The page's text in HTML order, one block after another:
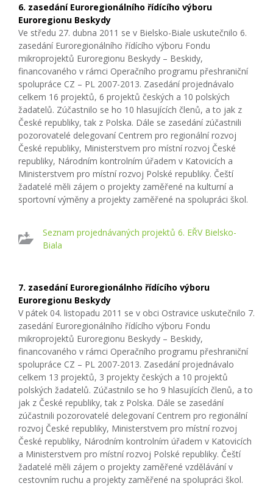
6. zasedání Euroregionálního řídícího výboru
Euroregionu Beskydy
Ve středu 27. dubna 2011 se v Bielsko-Biale uskutečnilo 6.
zasedání Euroregionálního řídícího výboru Fondu
mikroprojektů Euroregionu Beskydy – Beskidy,
financovaného v rámci Operačního programu přeshraniční
spolupráce CZ – PL 2007-2013. Zasedání projednávalo
celkem 16 projektů, 6 projektů českých a 10 polských
žadatelů. Zúčastnilo se ho 10 hlasujících členů, a to jak z
České republiky, tak z Polska. Dále se zasedání zúčastnili
pozorovatelé delegovaní Centrem pro regionální rozvoj
České republiky, Ministerstvem pro místní rozvoj České
republiky, Národním kontrolním úřadem v Katovicích a
Ministerstvem pro místní rozvoj Polské republiky. Čeští
žadatelé měli zájem o projekty zaměřené na kulturní a
sportovní výměny a projekty zaměřené na spolupráci škol.
Seznam projednávaných projektů 6. EŘV Bielsko-
Biala
7. zasedání Euroregionálnho řídícího výboru
Euroregionu Beskydy
V pátek 04. listopadu 2011 se v obci Ostravice uskutečnilo 7.
zasedání Euroregionálního řídícího výboru Fondu
mikroprojektů Euroregionu Beskydy – Beskidy,
financovaného v rámci Operačního programu přeshraniční
spolupráce CZ – PL 2007-2013. Zasedání projednávalo
celkem 13 projektů, 3 projekty českých a 10 projektů
polských žadatelů. Zúčastnilo se ho 9 hlasujících členů, a to
jak z České republiky, tak z Polska. Dále se zasedání
zúčastnili pozorovatelé delegovaní Centrem pro regionální
rozvoj České republiky, Ministerstvem pro místní rozvoj
České republiky, Národním kontrolním úřadem v Katovicích
a Ministerstvem pro místní rozvoj Polské republiky. Čeští
žadatelé měli zájem o projekty zaměřené vzdělávání v
cestovním ruchu a projekty zaměřené na spolupráci škol.